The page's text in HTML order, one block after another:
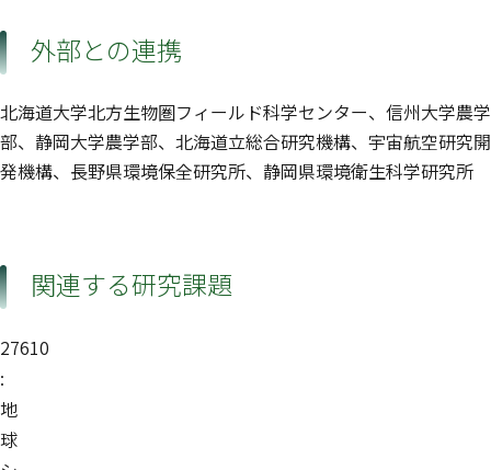
外部との連携
北海道大学北方生物圏フィールド科学センター、信州大学農学
部、静岡大学農学部、北海道立総合研究機構、宇宙航空研究開
発機構、長野県環境保全研究所、静岡県環境衛生科学研究所
関連する研究課題
27610
:
地
球